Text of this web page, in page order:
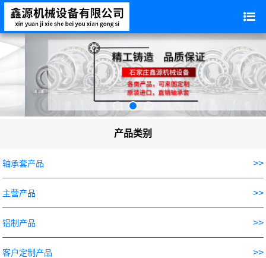
产品类别
轴承套产品 >>
主营产品 >>
铝制产品 >>
客户定制产品 >>